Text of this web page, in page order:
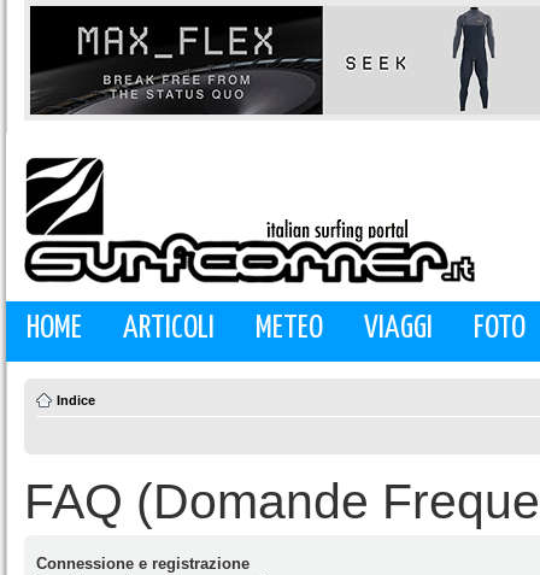
HOME ARTICOLI METEO VIAGGI FOTO
Indice
FAQ (Domande
Connessione e registrazione